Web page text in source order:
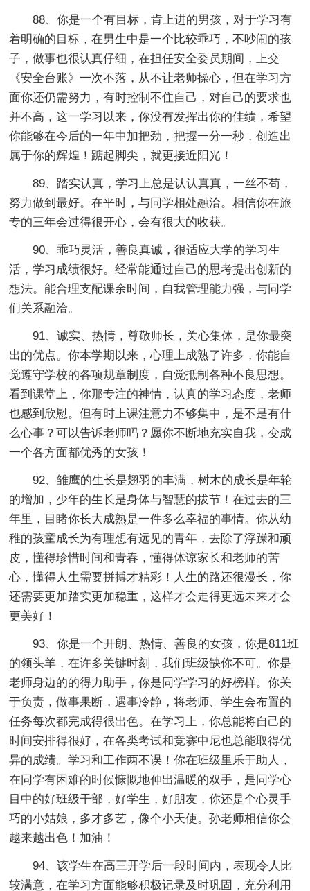
88、你是一个有目标，肯上进的男孩，对于学习有
着明确的目标，在男生中是一个比较乖巧，不吵闹的孩
子，做事也很认真仔细，在担任安全委员期间，上交
《安全台账》一次不落，从不让老师操心，但在学习方
面你还仍需努力，有时控制不住自己，对自己的要求也
并不高，这一学习以来，你没有发挥出你的佳绩，希望
你能够在今后的一年中加把劲，把握一分一秒，创造出
属于你的辉煌！踮起脚尖，就更接近阳光！
89、踏实认真，学习上总是认认真真，一丝不苟，
努力做到最好。在平时，与同学相处融洽。相信你在旅
专的三年会过得很开心，会有很大的收获。
90、乖巧灵活，善良真诚，很适应大学的学习生
活，学习成绩很好。经常能通过自己的思考提出创新的
想法。能合理支配课余时间，自我管理能力强，与同学
们关系融洽。
91、诚实、热情，尊敬师长，关心集体，是你最突
出的优点。你本学期以来，心理上成熟了许多，你能自
觉遵守学校的各项规章制度，自觉抵制各种不良思想。
看到课堂上，你那专注的神情，认真的学习态度，老师
也感到欣慰。但有时上课注意力不够集中，是不是有什
么心事？可以告诉老师吗？愿你不断地充实自我，变成
一个各方面都优秀的女孩！
92、雏鹰的生长是翅羽的丰满，树木的成长是年轮
的增加，少年的生长是身体与智慧的拔节！在过去的三
年里，目睹你长大成熟是一件多么幸福的事情。你从幼
稚的孩童成长为有理想有远见的青年，去除了浮躁和顽
皮，懂得珍惜时间和青春，懂得体谅家长和老师的苦
心，懂得人生需要拼搏才精彩！人生的路还很漫长，你
还需要更加踏实更加稳重，这样才会走得更远未来才会
更美好！
93、你是一个开朗、热情、善良的女孩，你是811班
的领头羊，在许多关键时刻，我们班级缺你不可。你是
老师身边的的得力助手，你是同学学习的好榜样。你关
于负责，做事果断，遇事冷静，将老师、学生会布置的
任务每次都完成得很出色。在学习上，你总能将自己的
时间安排得很好，在各类考试和竞赛中尼也总能取得优
异的成绩。学习和工作两不误！你在班级里乐于助人，
在同学有困难的时候慷慨地伸出温暖的双手，是同学心
目中的好班级干部，好学生，好朋友，你还是个心灵手
巧的小姑娘，多才多艺，像个小天使。孙老师相信你会
越来越出色！加油！
94、该学生在高三开学后一段时间内，表现令人比
较满意，在学习方面能够积极记录及时巩固，充分利用